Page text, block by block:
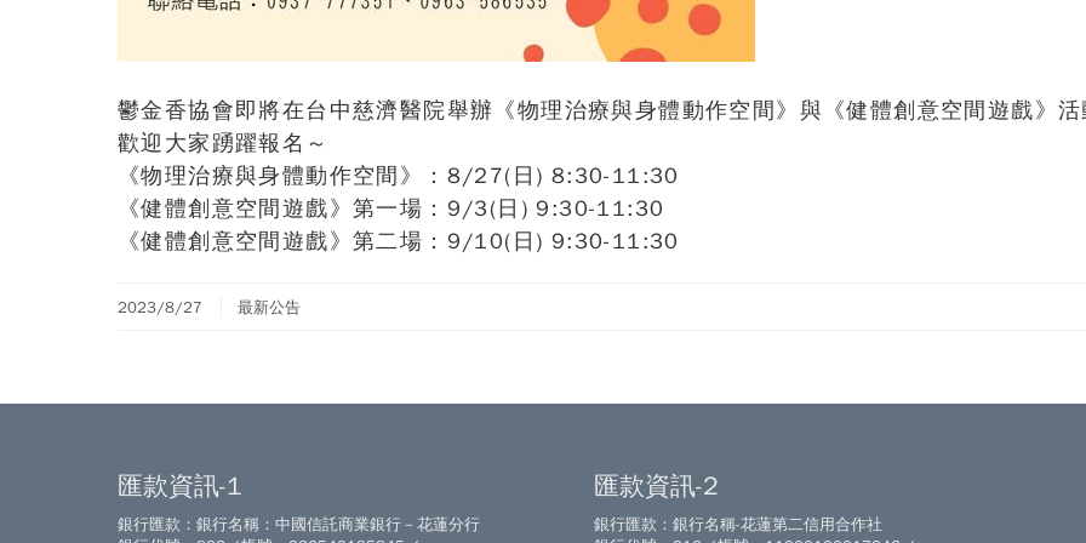
鬱金香協會即將在台中慈濟醫院舉辦《物理治療與身體動作空間》與《健體創意空間遊戲》
歡迎大家踴躍報名～
《物理治療與身體動作空間》：8/27(日) 8:30-11:30
《健體創意空間遊戲》第一場：9/3(日) 9:30-11:30
《健體創意空間遊戲》第二場：9/10(日) 9:30-11:30
2023/8/27 最新公告
匯款資訊-1
銀行匯款：銀行名稱：中國信託商業銀行－花蓮分行
匯款資訊-2
銀行匯款：銀行名稱-花蓮第二信用合作社